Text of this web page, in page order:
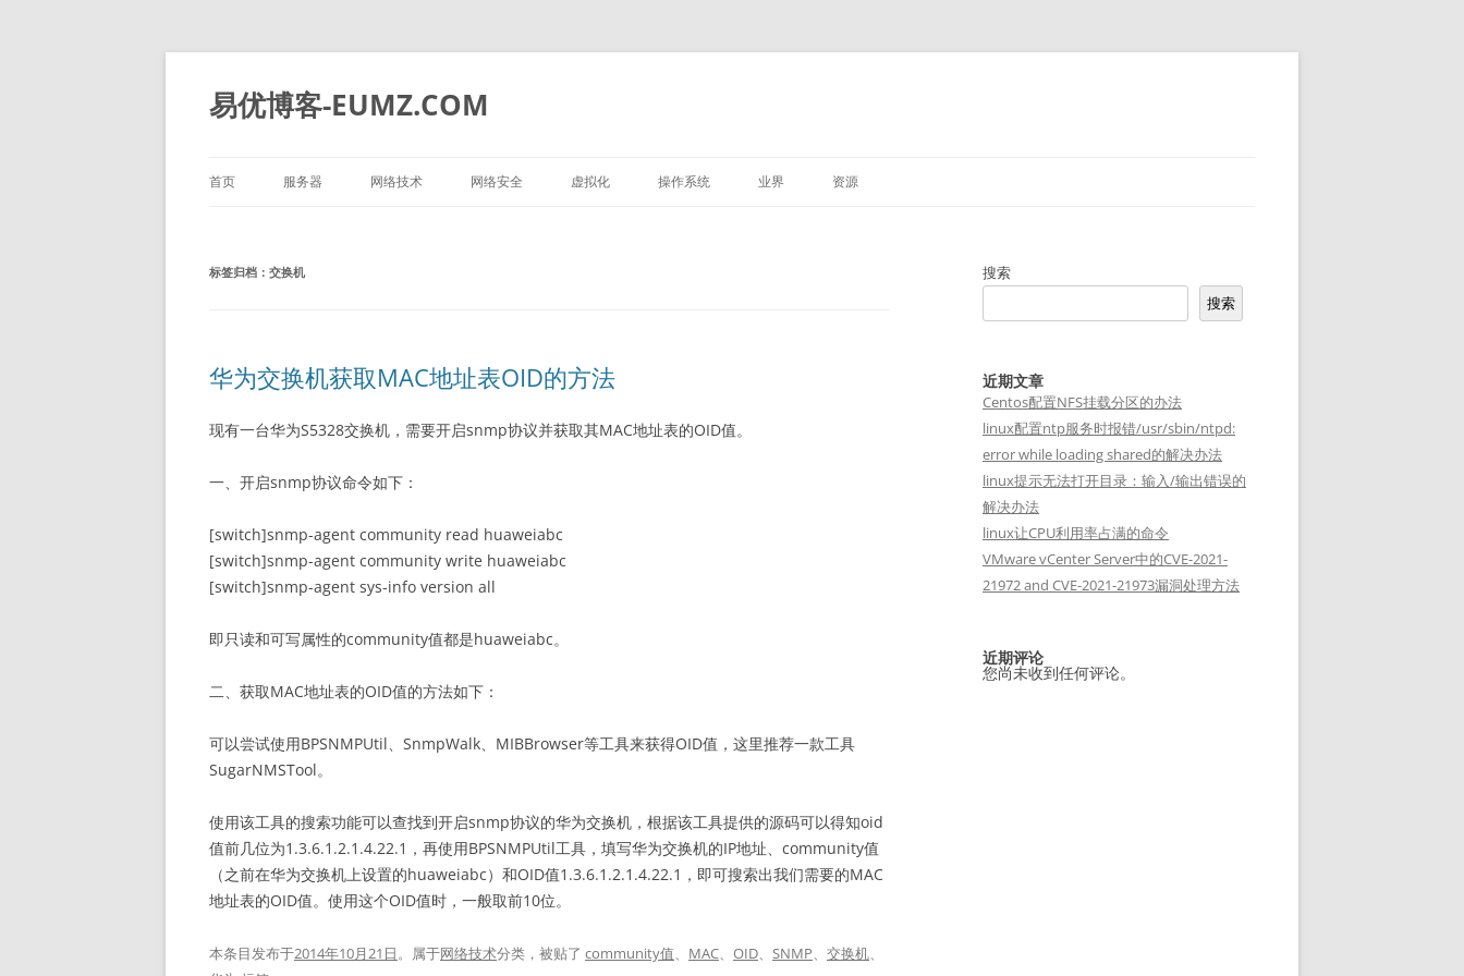
易优博客-EUMZ.COM
首页 服务器
HP
网络技术 网络安全 虚拟化 操作系统 业界 资源
标签归档： 交换机
华为交换机获取MAC地址表OID的方法
现有一台华为S5328交换机，需要开启snmp协议并获取其MAC地址表的OID值。
一、开启snmp协议命令如下：
[switch]snmp-agent community read huaweiabc
[switch]snmp-agent community write huaweiabc
[switch]snmp-agent sys-info version all
即只读和可写属性的community值都是huaweiabc。
二、获取MAC地址表的OID值的方法如下：
可以尝试使用BPSNMPUtil、SnmpWalk、MIBBrowser等工具来获得OID值，这里推荐一款工具
SugarNMSTool。
使用该工具的搜索功能可以查找到开启snmp协议的华为交换机，根据该工具提供的源码可以得知oid
值前几位为1.3.6.1.2.1.4.22.1，再使用BPSNMPUtil工具，填写华为交换机的IP地址、community值
（之前在华为交换机上设置的huaweiabc）和OID值1.3.6.1.2.1.4.22.1，即可搜索出我们需要的MAC
地址表的OID值。使用这个OID值时，一般取前10位。
本条目发布于2014年10月21日。属于网络技术分类，被贴了 community值、 MAC、 OID、 SNMP、 交换机、
搜索
搜索
近期文章
Centos配置NFS挂载分区的办法
linux配置ntp服务时报错/usr/sbin/ntpd:
error while loading shared的解决办法
linux提示无法打开目录：输入/输出错误的
解决办法
linux让CPU利用率占满的命令
VMware vCenter Server中的CVE-2021-
21972 and CVE-2021-21973漏洞处理方法
近期评论
您尚未收到任何评论。